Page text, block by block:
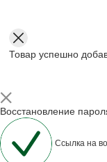
Товар успешно
Восстановление
Ссылка на